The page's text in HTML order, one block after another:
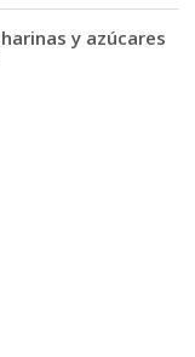
y azúcares